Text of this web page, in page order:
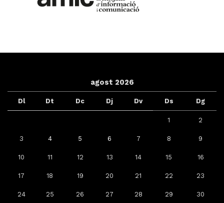
agost 2026
Dl Dt Dc Dj Dv Ds Dg
1 2
3 4 5 6 7 8 9
10 11 12 13 14 15 16
17 18 19 20 21 22 23
24 25 26 27 28 29 30